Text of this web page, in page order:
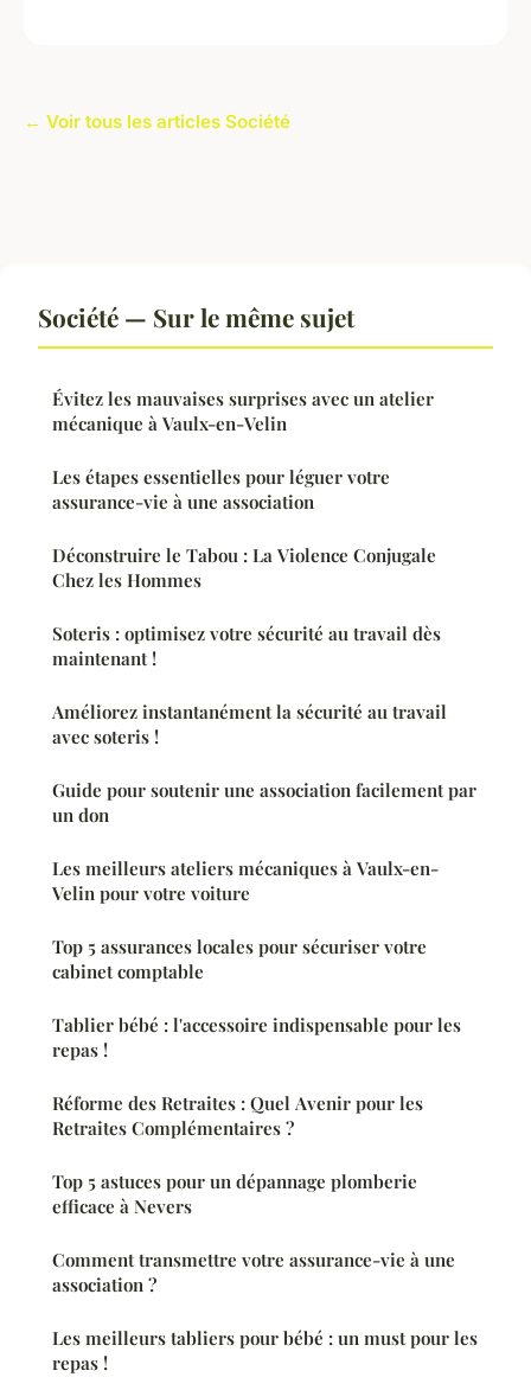
← Voir tous les articles Société
Société — Sur le même sujet
Évitez les mauvaises surprises avec un atelier
mécanique à Vaulx-en-Velin
Les étapes essentielles pour léguer votre
assurance-vie à une association
Déconstruire le Tabou : La Violence Conjugale
Chez les Hommes
Soteris : optimisez votre sécurité au travail dès
maintenant !
Améliorez instantanément la sécurité au travail
avec soteris !
Guide pour soutenir une association facilement par
un don
Les meilleurs ateliers mécaniques à Vaulx-en-
Velin pour votre voiture
Top 5 assurances locales pour sécuriser votre
cabinet comptable
Tablier bébé : l'accessoire indispensable pour les
repas !
Réforme des Retraites : Quel Avenir pour les
Retraites Complémentaires ?
Top 5 astuces pour un dépannage plomberie
efficace à Nevers
Comment transmettre votre assurance-vie à une
association ?
Les meilleurs tabliers pour bébé : un must pour les
repas !